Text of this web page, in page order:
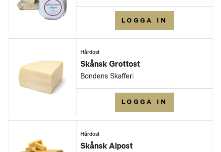
LOGGA IN
Hårdost
Skånsk Grottost
Bondens Skafferi
LOGGA IN
Hårdost
Skånsk Alpost